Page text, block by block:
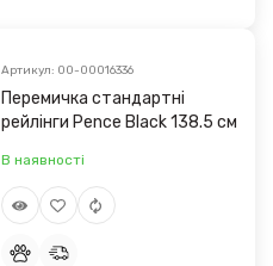
Артикул: 00-00016336
Перемичка стандартні
рейлінги Pence Black 138.5 см
В наявності